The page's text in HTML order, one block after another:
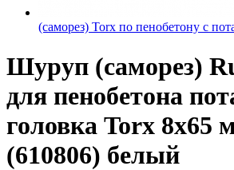
(саморез) Torx по пенобетону с
Шуруп (саморез)
для пенобетона
головка Torx 8х65
(610806) белый